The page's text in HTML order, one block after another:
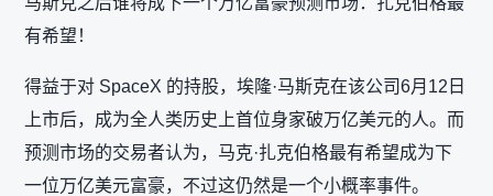
有希望！
得益于对 SpaceX 的持股，埃隆·马斯克在该公司6月12日
上市后，成为全人类历史上首位身家破万亿美元的人。而
预测市场的交易者认为，马克·扎克伯格最有希望成为下
一位万亿美元富豪，不过这仍然是一个小概率事件。